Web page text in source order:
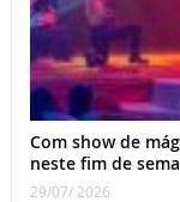
Com show de
neste fim de
29/07/ 2026